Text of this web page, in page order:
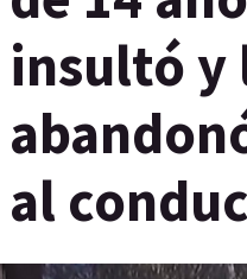
insultó y
al